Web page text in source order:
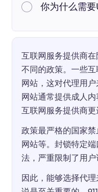
你为什么需
互联网服务提供商
不同的政策。一些
网站，这对代理用
网站通常提供成人
互联网服务提供商更
政策最严格的国家
网站等。封锁特定
法，严重限制了用户
因此，能够选择代